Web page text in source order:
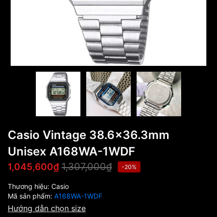
Casio Vintage 38.6x36.3mm
Unisex A168WA-1WDF
1,045,600₫ 1,307,000₫ -20%
Thương hiệu: Casio
Mã sản phẩm: A168WA-1WDF
Hướng dẫn chọn size